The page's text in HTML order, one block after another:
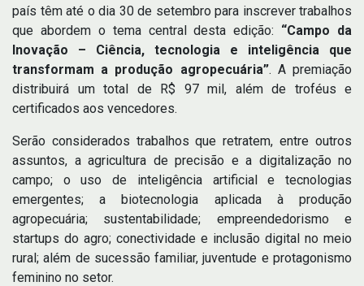
país têm até o dia 30 de setembro para inscrever trabalhos
que abordem o tema central desta edição: “Campo da
Inovação – Ciência, tecnologia e inteligência que
transformam a produção agropecuária”. A premiação
distribuirá um total de R$ 97 mil, além de troféus e
certificados aos vencedores.
Serão considerados trabalhos que retratem, entre outros
assuntos, a agricultura de precisão e a digitalização no
campo; o uso de inteligência artificial e tecnologias
emergentes; a biotecnologia aplicada à produção
agropecuária; sustentabilidade; empreendedorismo e
startups do agro; conectividade e inclusão digital no meio
rural; além de sucessão familiar, juventude e protagonismo
feminino no setor.